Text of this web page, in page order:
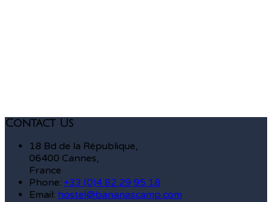
Contact Us
18 Bd de la République,
06400 Cannes,
France
Phone: +33 (0)4 82 29 95 18
Email: hostel@bananascamp.com